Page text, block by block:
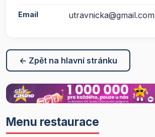
Email utravnicka@gmail.com
← Zpět na hlavní stránku
Menu restaurace